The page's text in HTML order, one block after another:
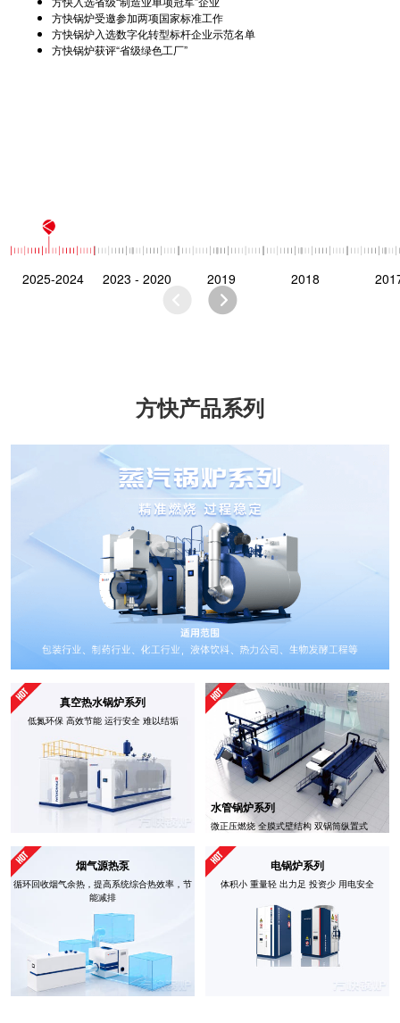
方快锅炉受邀参加两项国家标准工作
方快锅炉入选数字化转型标杆企业示范名单
方快锅炉获评“省级绿色工厂”
2025-2024 2023 - 2020 2019 2018
方快产品系列
真空热水锅炉系列
低氮环保 高效节能 运行安全 难以结垢
水管锅炉系列
微正压燃烧 全膜式壁结构 双锅筒纵置式
烟气源热泵
循环回收烟气余热，提高系统综合热效率，节
能减排
电锅炉系列
体积小 重量轻 出力足 投资少 用电安全